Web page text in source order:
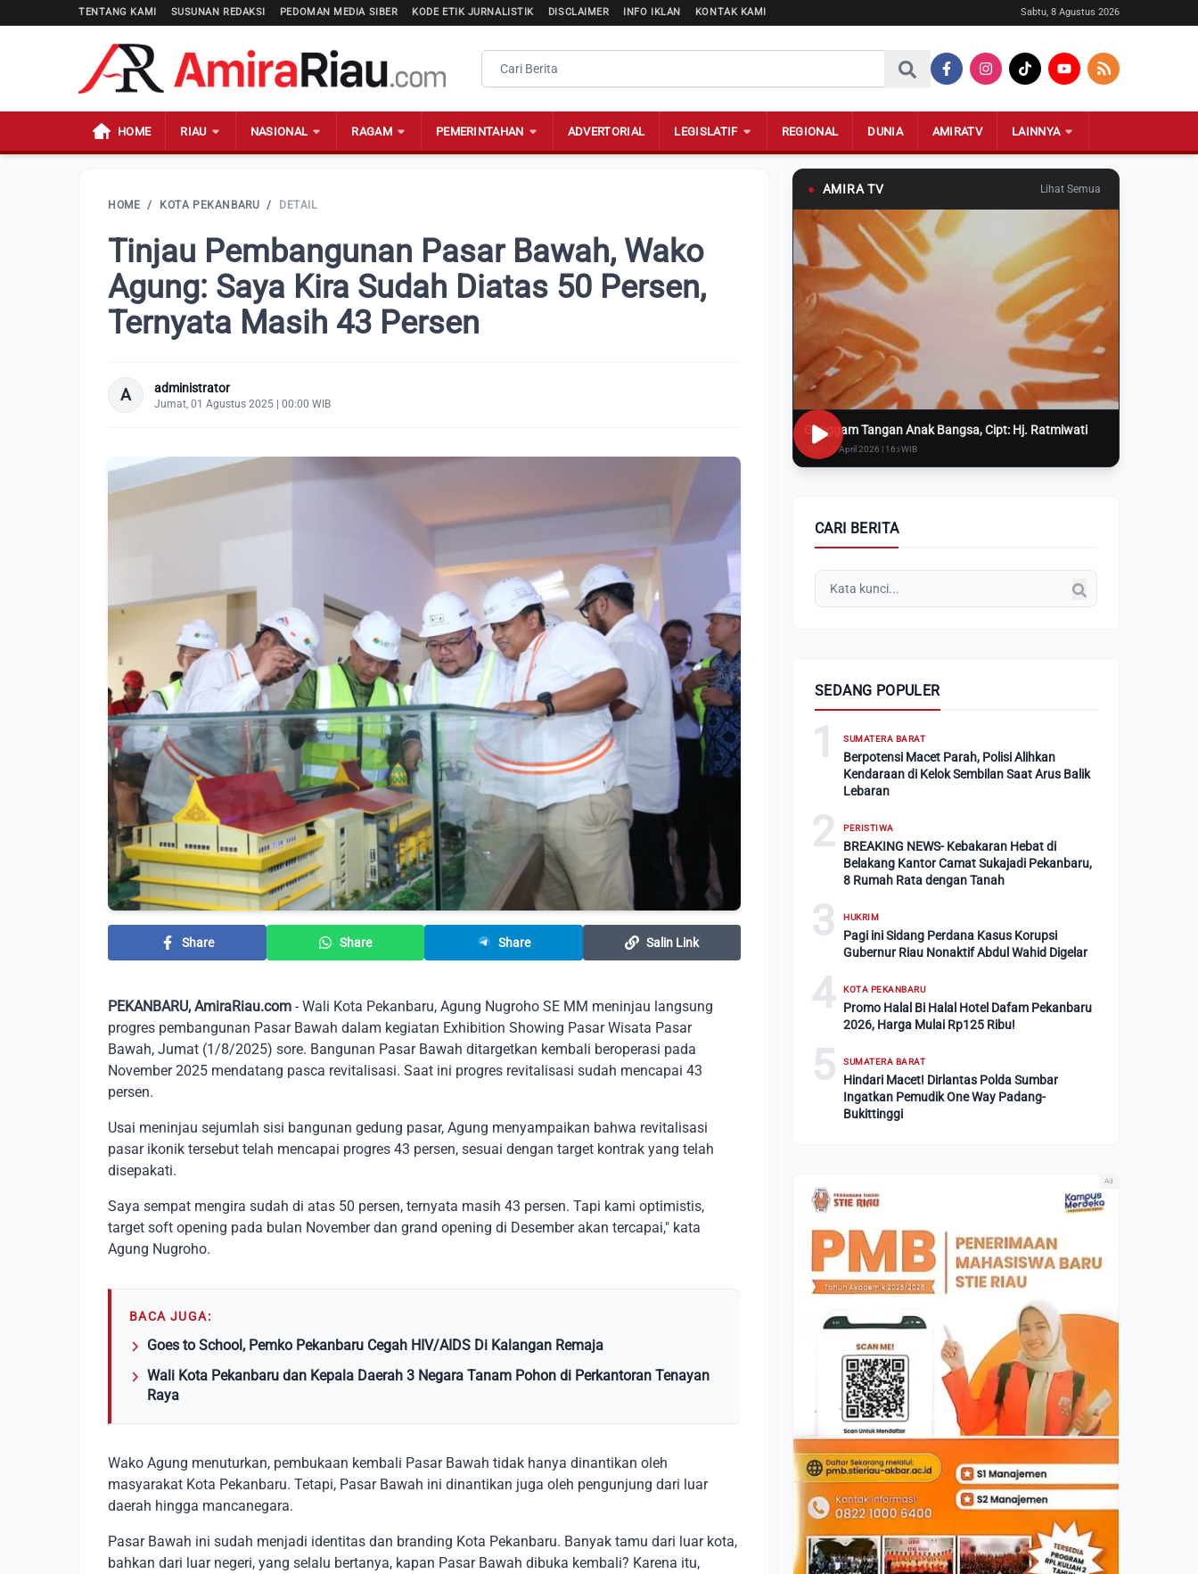
TENTANG KAMI SUSUNAN REDAKSI PEDOMAN MEDIA SIBER KODE ETIK JURNALISTIK DISCLAIMER INFO IKLAN KONTAK KAMI Sabtu, 8 Agustus 2026
HOME RIAU NASIONAL RAGAM PEMERINTAHAN ADVERTORIAL LEGISLATIF REGIONAL DUNIA AMIRATV LAINNYA
HOME / KOTA PEKANBARU / DETAIL
Tinjau Pembangunan Pasar Bawah, Wako
Agung: Saya Kira Sudah Diatas 50 Persen,
Ternyata Masih 43 Persen
A administrator
Jumat, 01 Agustus 2025 | 00:00 WIB
Share Share Share Salin Link
PEKANBARU, AmiraRiau.com - Wali Kota Pekanbaru, Agung Nugroho SE MM meninjau langsung
progres pembangunan Pasar Bawah dalam kegiatan Exhibition Showing Pasar Wisata Pasar
Bawah, Jumat (1/8/2025) sore. Bangunan Pasar Bawah ditargetkan kembali beroperasi pada
November 2025 mendatang pasca revitalisasi. Saat ini progres revitalisasi sudah mencapai 43
persen.
Usai meninjau sejumlah sisi bangunan gedung pasar, Agung menyampaikan bahwa revitalisasi
pasar ikonik tersebut telah mencapai progres 43 persen, sesuai dengan target kontrak yang telah
disepakati.
Saya sempat mengira sudah di atas 50 persen, ternyata masih 43 persen. Tapi kami optimistis,
target soft opening pada bulan November dan grand opening di Desember akan tercapai," kata
Agung Nugroho.
BACA JUGA:
Goes to School, Pemko Pekanbaru Cegah HIV/AIDS Di Kalangan Remaja
Wali Kota Pekanbaru dan Kepala Daerah 3 Negara Tanam Pohon di Perkantoran Tenayan
Raya
Wako Agung menuturkan, pembukaan kembali Pasar Bawah tidak hanya dinantikan oleh
masyarakat Kota Pekanbaru. Tetapi, Pasar Bawah ini dinantikan juga oleh pengunjung dari luar
daerah hingga mancanegara.
Pasar Bawah ini sudah menjadi identitas dan branding Kota Pekanbaru. Banyak tamu dari luar kota,
bahkan dari luar negeri, yang selalu bertanya, kapan Pasar Bawah dibuka kembali? Karena itu,
● AMIRA TV Lihat Semua
Genggam Tangan Anak Bangsa, Cipt: Hj. Ratmiwati
Rabu, 8 April 2026 | 16:i WIB
CARI BERITA
SEDANG POPULER
1 SUMATERA BARAT
Berpotensi Macet Parah, Polisi Alihkan
Kendaraan di Kelok Sembilan Saat Arus Balik
Lebaran
2 PERISTIWA
BREAKING NEWS- Kebakaran Hebat di
Belakang Kantor Camat Sukajadi Pekanbaru,
8 Rumah Rata dengan Tanah
3 HUKRIM
Pagi ini Sidang Perdana Kasus Korupsi
Gubernur Riau Nonaktif Abdul Wahid Digelar
4 KOTA PEKANBARU
Promo Halal Bi Halal Hotel Dafam Pekanbaru
2026, Harga Mulai Rp125 Ribu!
5 SUMATERA BARAT
Hindari Macet! Dirlantas Polda Sumbar
Ingatkan Pemudik One Way Padang-
Bukittinggi
Ad